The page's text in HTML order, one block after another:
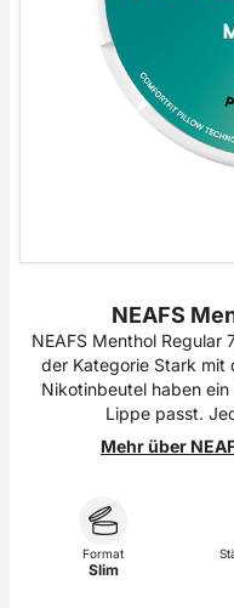
NEAFS
NEAFS Menthol Regular
der Kategorie Stark mit
Nikotinbeutel haben
Lippe passt.
Mehr über
Format
Slim